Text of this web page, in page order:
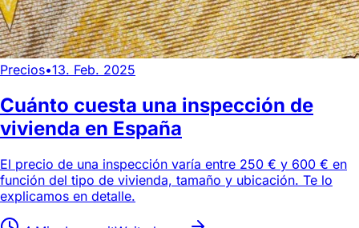
Precios•13. Feb. 2025
Cuánto cuesta una inspección de
vivienda en España
El precio de una inspección varía entre 250 € y 600 € en
función del tipo de vivienda, tamaño y ubicación. Te lo
explicamos en detalle.